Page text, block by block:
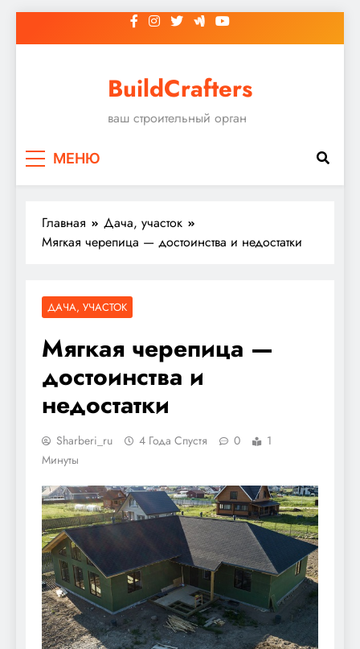
к
BuildCrafters
ваш строительный орган
МЕНЮ
Главная
Дача, участок
Мягкая черепица — достоинства и недостатки
ДАЧА, УЧАСТОК
Мягкая черепица —
достоинства и
недостатки
Sharberi_ru 4 Года Спустя 0
1
Минуты